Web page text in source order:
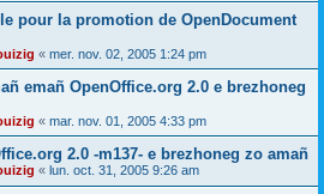
pour la promotion de OpenDocument
« mer. nov. 02, 2005 1:24 pm
emañ OpenOffice.org 2.0 e brezhoneg
« mar. nov. 01, 2005 4:33 pm
2.0 -m137- e brezhoneg zo amañ
« lun. oct. 31, 2005 9:26 am